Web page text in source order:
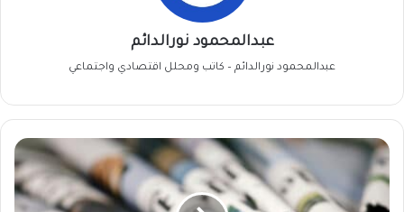
عبدالمحمود نورالدائم
عبدالمحمود نورالدائم – كاتب ومحلل اقتصادي واجتماعي
عناوين
الصحف
السودانية
الصادرة